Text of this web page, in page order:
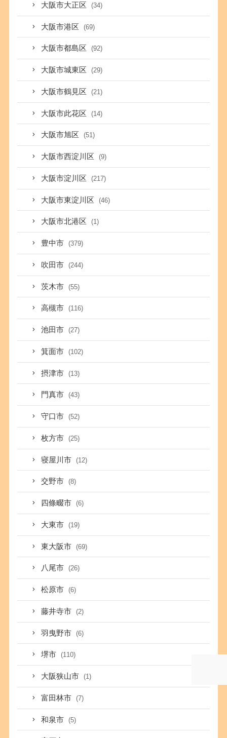
大阪市大正区 (34)
大阪市港区 (69)
大阪市都島区 (92)
大阪市城東区 (29)
大阪市鶴見区 (21)
大阪市此花区 (14)
大阪市旭区 (51)
大阪市西淀川区 (9)
大阪市淀川区 (217)
大阪市東淀川区 (46)
大阪市北港区 (1)
豊中市 (379)
吹田市 (244)
茨木市 (55)
高槻市 (116)
池田市 (27)
箕面市 (102)
摂津市 (13)
門真市 (43)
守口市 (52)
枚方市 (25)
寝屋川市 (12)
交野市 (8)
四條畷市 (6)
大東市 (19)
東大阪市 (69)
八尾市 (26)
松原市 (6)
藤井寺市 (2)
羽曳野市 (6)
堺市 (110)
大阪狭山市 (1)
富田林市 (7)
和泉市 (5)